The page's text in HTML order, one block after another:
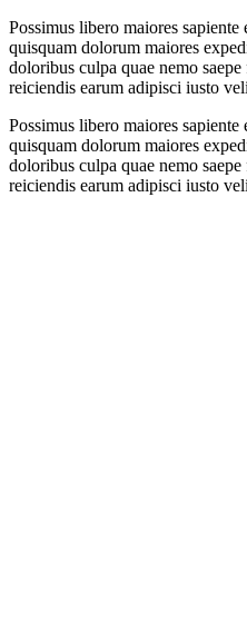
Possimus libero maiores
quisquam dolorum maiores
doloribus culpa quae nemo
reiciendis earum adipisci iusto
Possimus libero maiores
quisquam dolorum maiores
doloribus culpa quae nemo
reiciendis earum adipisci iusto